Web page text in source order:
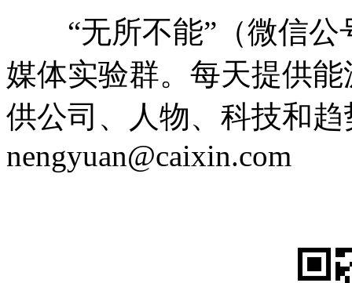
“无所不能”（微信公
媒体实验群。每天提供
供公司、人物、科技和
nengyuan@caixin.com